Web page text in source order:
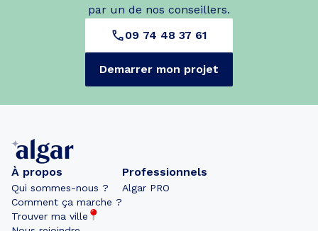
par un de nos conseillers.
09 74 48 37 61
Demarrer mon projet
À propos
Qui sommes-nous ?
Comment ça marche ?
Trouver ma ville
Professionnels
Algar PRO